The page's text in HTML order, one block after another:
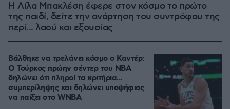
Η Λίλα Μπακλέση έφερε στον κόσμο το πρώτο
της παιδί, δείτε την ανάρτηση του συντρόφου της
περί... λαού και εξουσίας
Βάλθηκε να τρελάνει κόσμο ο Καντέρ:
Ο Τούρκος πρώην σέντερ του NBA
δηλώνει ότι πληροί τα κριτήρια...
συμπερίληψης και δηλώνει υποψήφιος
να παίξει στο WNBA